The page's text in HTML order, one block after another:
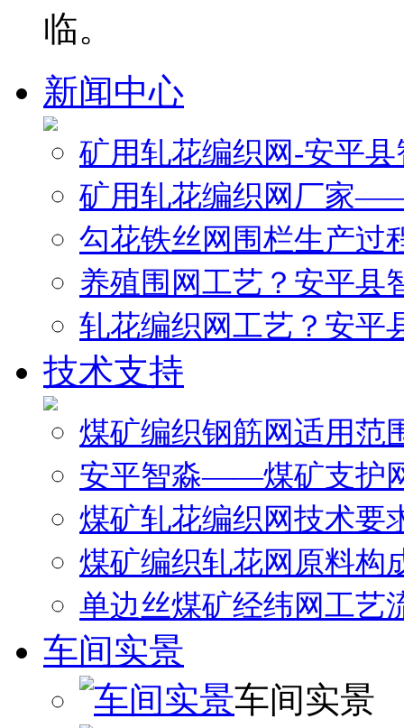
临。
新闻中心
矿用轧花编织网-安平
矿用轧花编织网厂家
勾花铁丝网围栏生产过
养殖围网工艺？安平县
轧花编织网工艺？安平
技术支持
煤矿编织钢筋网适用范
安平智淼——煤矿支护
煤矿轧花编织网技术要
煤矿编织轧花网原料构
单边丝煤矿经纬网工艺
车间实景
车间实景